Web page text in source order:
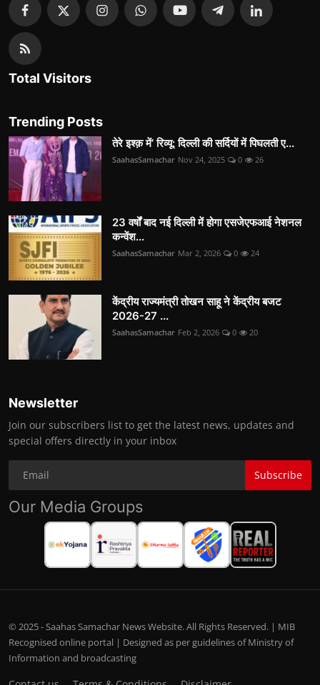
Total Visitors
Trending Posts
तेरे इश्क़ में’ रिव्यू: दिल्ली की सर्दियों में पिघलती ए...
SaahasSamachar Nov 24, 2025 0 26
23 वर्षों बाद नई दिल्ली में होगा एसजेएफआई नेशनल
कन्वेंश...
SaahasSamachar Mar 2, 2026 0 24
केंद्रीय राज्यमंत्री तोखन साहू ने केंद्रीय बजट
2026-27 ...
SaahasSamachar Feb 2, 2026 0 20
Newsletter
Join our subscribers list to get the latest news, updates and
special offers directly in your inbox
Subscribe
Our Media Groups
© 2025 - Saahas Samachar News Website. All Rights Reserved. | MIB
Recognised online portal | Designed as per guidelines of Ministry of
Information and broadcasting